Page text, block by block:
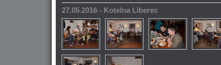
27.05.2016 - Kotelna Liberec